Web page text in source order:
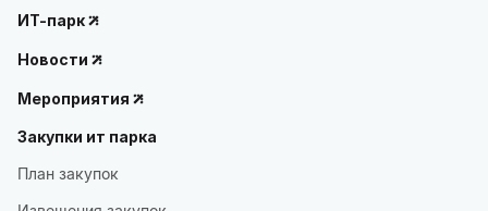
ИТ-парк
Новости
Мероприятия
Закупки ит парка
План закупок